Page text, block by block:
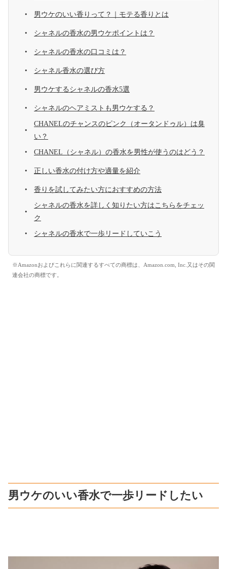
男ウケのいい香りって？｜モテる香りとは
シャネルの香水の男ウケポイントは？
シャネルの香水の口コミは？
シャネル香水の選び方
男ウケするシャネルの香水5選
シャネルのヘアミストも男ウケする？
CHANELのチャンスのピンク（オータンドゥル）は臭
い？
CHANEL（シャネル）の香水を男性が使うのはどう？
正しい香水の付け方や適量を紹介
香りを試してみたい方におすすめの方法
シャネルの香水を詳しく知りたい方はこちらをチェッ
ク
シャネルの香水で一歩リードしていこう
※Amazonおよびこれらに関連するすべての商標は、Amazon.com, Inc.又はその関
連会社の商標です。
男ウケのいい香水で一歩リードしたい